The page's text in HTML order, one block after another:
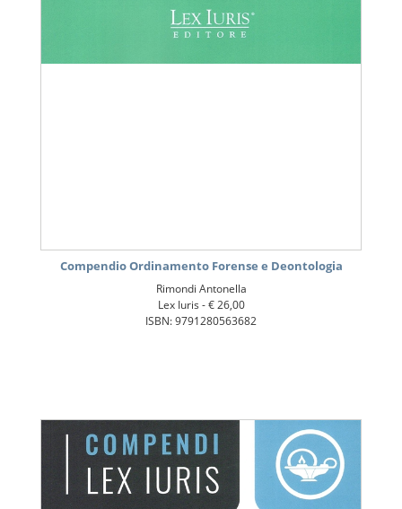
Compendio Ordinamento Forense e Deontologia
Rimondi Antonella
Lex Iuris -€ 26,00
ISBN: 9791280563682